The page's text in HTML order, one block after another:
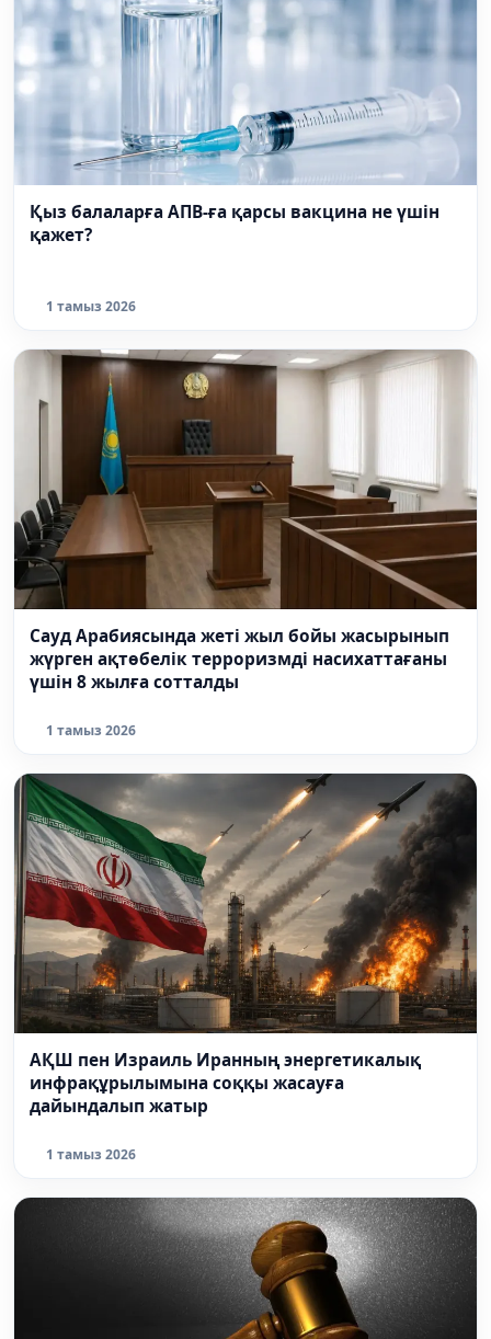
Қыз балаларға АПВ-ға қарсы вакцина не үшін
қажет?
1 тамыз 2026
Сауд Арабиясында жеті жыл бойы жасырынып
жүрген ақтөбелік терроризмді насихаттағаны
үшін 8 жылға сотталды
1 тамыз 2026
АҚШ пен Израиль Иранның энергетикалық
инфрақұрылымына соққы жасауға
дайындалып жатыр
1 тамыз 2026